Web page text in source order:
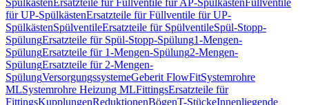
SpülkästenErsatzteile für Füllventile für AP-SpülkästenFüllventile
für UP-SpülkästenErsatzteile für Füllventile für UP-
SpülkästenSpülventileErsatzteile für SpülventileSpül-Stopp-
SpülungErsatzteile für Spül-Stopp-Spülung1-Mengen-
SpülungErsatzteile für 1-Mengen-Spülung2-Mengen-
SpülungErsatzteile für 2-Mengen-
SpülungVersorgungssystemeGeberit FlowFitSystemrohre
MLSystemrohre Heizung MLFittingsErsatzteile für
FittingsKupplungenReduktionenBögenT-StückeInnenliegende